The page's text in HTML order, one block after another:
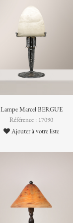
Lampe Marcel BERGUE
Référence : 17090
Ajouter à votre liste